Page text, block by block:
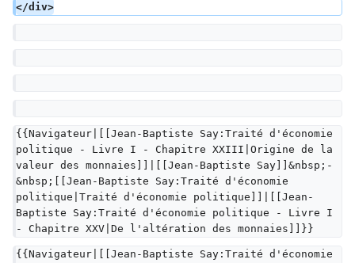
</div>
{{Navigateur|[[Jean-Baptiste Say:Traité d'économie
politique - Livre I - Chapitre XXIII|Origine de la
valeur des monnaies]]|[[Jean-Baptiste Say]]&nbsp;-
&nbsp;[[Jean-Baptiste Say:Traité d'économie
politique|Traité d'économie politique]]|[[Jean-
Baptiste Say:Traité d'économie politique - Livre I
- Chapitre XXV|De l'altération des monnaies]]}}
{{Navigateur|[[Jean-Baptiste Say:Traité d'économie